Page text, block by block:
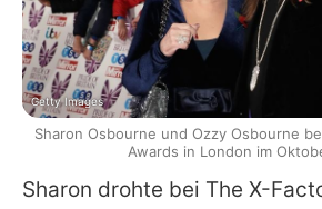
Sharon drohte bei The X-
Getty Images
Sharon Osbourne und Ozzy Osbourne
Awards in London im